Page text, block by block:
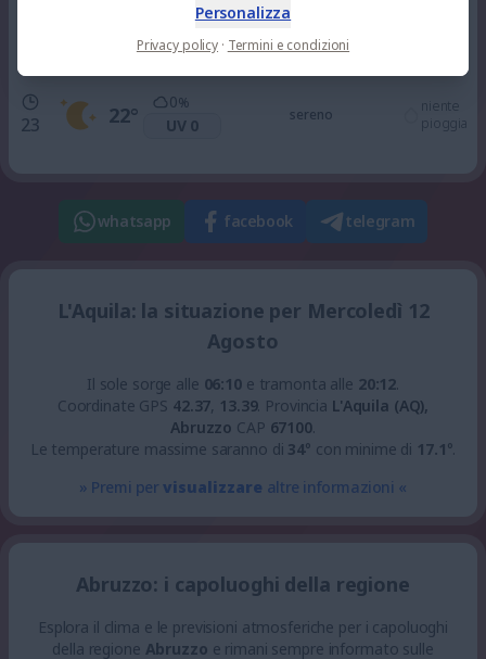
%
UV 0
23 22°
0%
UV 0
sereno
niente
pioggia
whatsapp facebook telegram
L'Aquila: la situazione per Mercoledì 12
Agosto
Il sole sorge alle 06:10e tramonta alle 20:12.
Coordinate GPS 42.37, 13.39. Provincia L'Aquila (AQ),
Abruzzo CAP 67100.
Le temperature massime saranno di 34° con minime di 17.1°.
» Premi pervisualizzare altre informazioni «
Abruzzo: i capoluoghi della regione
Esplora il clima e le previsioni atmosferiche per i capoluoghi
della regione Abruzzo e rimani sempre informato sulle
Personalizza
Privacy policy · Termini e condizioni